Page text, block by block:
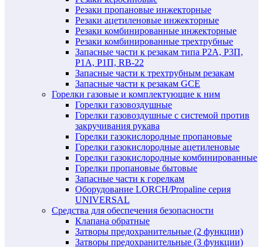
Резаки пропановые инжекторные
Резаки ацетиленовые инжекторные
Резаки комбинированные инжекторные
Резаки комбинированные трехтрубные
Запасные части к резакам типа Р2А, Р3П,
Р1А, Р1П, RB-22
Запасные части к трехтрубным резакам
Запасные части к резакам GCE
Горелки газовые и комплектующие к ним
Горелки газовоздушные
Горелки газовоздушные с системой против
закручивания рукава
Горелки газокислородные пропановые
Горелки газокислородные ацетиленовые
Горелки газокислородные комбинированные
Горелки пропановые бытовые
Запасные части к горелкам
Оборудование LORCH/Propaline серия
UNIVERSAL
Средства для обеспечения безопасности
Клапана обратные
Затворы предохранительные (2 функции)
Затворы предохранительные (3 функции)